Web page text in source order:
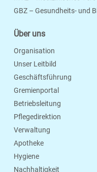
GBZ – Gesundheits- und
Über uns
Organisation
Unser Leitbild
Geschäftsführung
Gremienportal
Betriebsleitung
Pflegedirektion
Verwaltung
Apotheke
Hygiene
Nachhaltigkeit